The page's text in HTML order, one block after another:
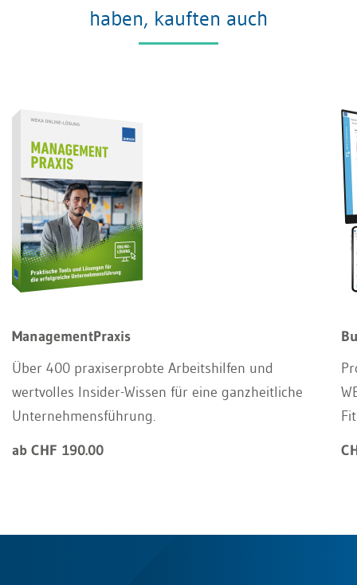
haben, kauften auch
ManagementPraxis
Über 400 praxiserprobte Arbeitshilfen und
wertvolles Insider-Wissen für eine ganzheitliche
Unternehmensführung.
ab CHF 190.00